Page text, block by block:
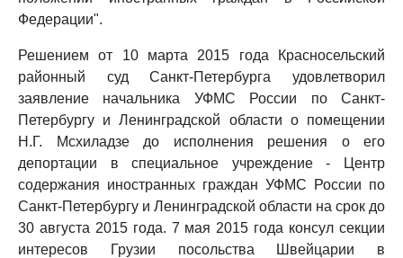
Федерации".
Решением от 10 марта 2015 года Красносельский
районный суд Санкт-Петербурга удовлетворил
заявление начальника УФМС России по Санкт-
Петербургу и Ленинградской области о помещении
Н.Г. Мсхиладзе до исполнения решения о его
депортации в специальное учреждение - Центр
содержания иностранных граждан УФМС России по
Санкт-Петербургу и Ленинградской области на срок до
30 августа 2015 года. 7 мая 2015 года консул секции
интересов Грузии посольства Швейцарии в